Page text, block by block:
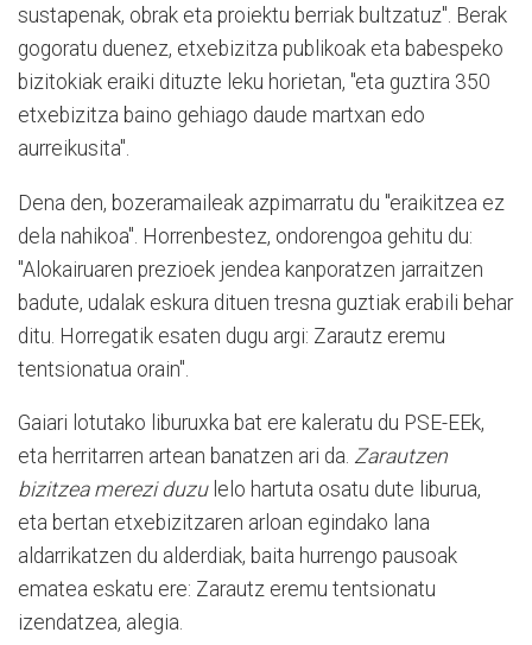
sustapenak, obrak eta proiektu berriak bultzatuz". Berak
gogoratu duenez, etxebizitza publikoak eta babespeko
bizitokiak eraiki dituzte leku horietan, "eta guztira 350
etxebizitza baino gehiago daude martxan edo
aurreikusita".
Dena den, bozeramaileak azpimarratu du "eraikitzea ez
dela nahikoa". Horrenbestez, ondorengoa gehitu du:
"Alokairuaren prezioek jendea kanporatzen jarraitzen
badute, udalak eskura dituen tresna guztiak erabili behar
ditu. Horregatik esaten dugu argi: Zarautz eremu
tentsionatua orain".
Gaiari lotutako liburuxka bat ere kaleratu du PSE-EEk,
eta herritarren artean banatzen ari da. Zarautzen
bizitzea merezi duzulelo hartuta osatu dute liburua,
eta bertan etxebizitzaren arloan egindako lana
aldarrikatzen du alderdiak, baita hurrengo pausoak
ematea eskatu ere: Zarautz eremu tentsionatu
izendatzea, alegia.